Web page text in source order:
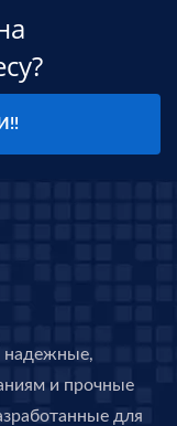
надежные,
и прочные
для